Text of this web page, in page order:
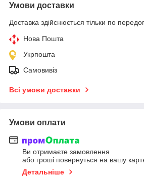
Умови доставки
Доставка здійснюється тільки по
Нова Пошта
Укрпошта
Самовивіз
Всі умови доставки
Умови оплати
Ви отримаєте замовлення
або гроші повернуться на вашу
Детальніше